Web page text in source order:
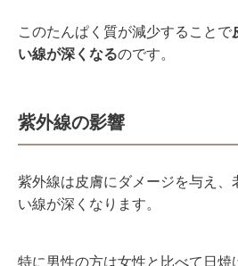
このたんぱく質が減少することで
い線が深くなるのです。
紫外線の影響
紫外線は皮膚にダメージを与え、
い線が深くなります。
特に男性の方は女性と比べて日焼